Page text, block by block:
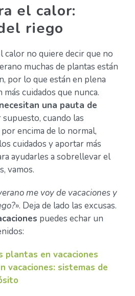
el calor:
riego
calor no quiere decir que no
muchas de plantas están
por lo que están en plena
más cuidados que nunca.
una pauta de
supuesto, cuando las
encima de lo normal,
cuidados y aportar más
ayudarles a sobrellevar el
vamos.
me voy de vacaciones y
». Deja de lado las excusas.
puedes echar un
plantas en vacaciones
vacaciones: sistemas de